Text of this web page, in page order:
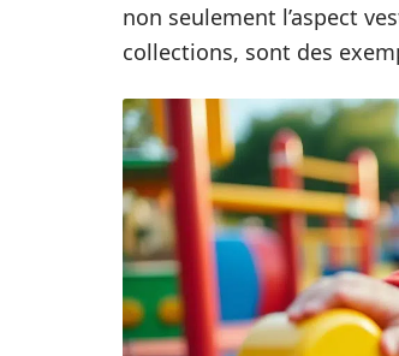
non seulement l’aspect
collections, sont des